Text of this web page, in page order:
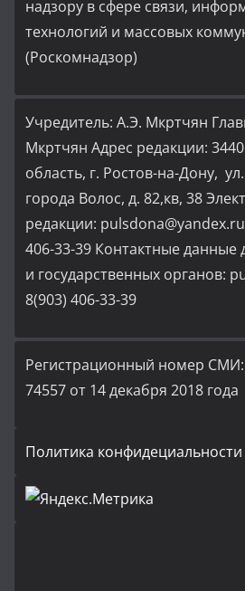
надзору в сфере связи,
технологий и массовых
(Роскомнадзор)
Учредитель: А.Э. Мкртчян
Мкртчян Адрес редакции:
область, г. Ростов-на-Дону,
города Волос, д. 82,кв, 38
редакции:
406-33-39 Контактные данные
и государственных органов:
8(903) 406-33-39
Регистрационный номер
74557 от 14 декабря 2018 года
Политика конфидециальности